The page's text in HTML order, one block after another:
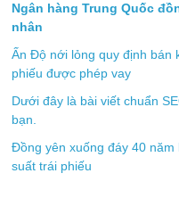
Ngân hàng Trung Quốc
nhân
Ấn Độ nới lỏng quy định bán
phiếu được phép vay
Dưới đây là bài viết chuẩn
bạn.
Đồng yên xuống đáy 40
suất trái phiếu